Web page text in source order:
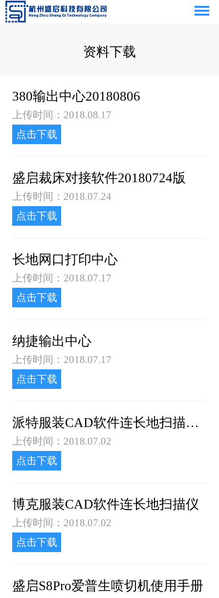
资料下载
380输出中心20180806
上传时间：2018.08.17
点击下载
盛启裁床对接软件20180724版
上传时间：2018.07.24
点击下载
长地网口打印中心
上传时间：2018.07.17
点击下载
纳捷输出中心
上传时间：2018.07.17
点击下载
派特服装CAD软件连长地扫描仪设置
上传时间：2018.07.02
点击下载
博克服装CAD软件连长地扫描仪
上传时间：2018.07.02
点击下载
盛启S8Pro爱普生喷切机使用手册